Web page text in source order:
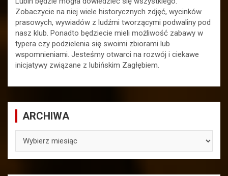
Zobaczycie na niej wiele historycznych zdjęć, wycinków
prasowych, wywiadów z ludźmi tworzącymi podwaliny pod
nasz klub. Ponadto będziecie mieli możliwość zabawy w
typera czy podzielenia się swoimi zbiorami lub
wspomnieniami. Jesteśmy otwarci na rozwój i ciekawe
inicjatywy związane z lubińskim Zagłębiem.
ARCHIWA